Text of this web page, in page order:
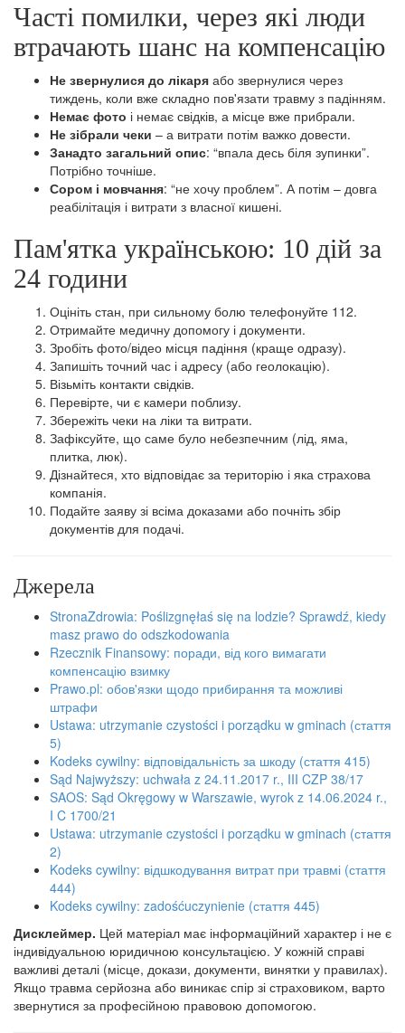
Часті помилки, через які люди
втрачають шанс на компенсацію
Не звернулися до лікаря або звернулися через
тиждень, коли вже складно пов'язати травму з падінням.
Немає фото і немає свідків, а місце вже прибрали.
Не зібрали чеки – а витрати потім важко довести.
Занадто загальний опис: “впала десь біля зупинки”.
Потрібно точніше.
Сором і мовчання: “не хочу проблем”. А потім – довга
реабілітація і витрати з власної кишені.
Пам'ятка українською: 10 дій за
24 години
Оцініть стан, при сильному болю телефонуйте 112.
Отримайте медичну допомогу і документи.
Зробіть фото/відео місця падіння (краще одразу).
Запишіть точний час і адресу (або геолокацію).
Візьміть контакти свідків.
Перевірте, чи є камери поблизу.
Збережіть чеки на ліки та витрати.
Зафіксуйте, що саме було небезпечним (лід, яма,
плитка, люк).
Дізнайтеся, хто відповідає за територію і яка страхова
компанія.
Подайте заяву зі всіма доказами або почніть збір
документів для подачі.
Джерела
StronaZdrowia: Poślizgnęłaś się na lodzie? Sprawdź, kiedy
masz prawo do odszkodowania
Rzecznik Finansowy: поради, від кого вимагати
компенсацію взимку
Prawo.pl: обов'язки щодо прибирання та можливі
штрафи
Ustawa: utrzymanie czystości i porządku w gminach (стаття
5)
Kodeks cywilny: відповідальність за шкоду (стаття 415)
Sąd Najwyższy: uchwała z 24.11.2017 r., III CZP 38/17
SAOS: Sąd Okręgowy w Warszawie, wyrok z 14.06.2024 r.,
I C 1700/21
Ustawa: utrzymanie czystości i porządku w gminach (стаття
2)
Kodeks cywilny: відшкодування витрат при травмі (стаття
444)
Kodeks cywilny: zadośćuczynienie (стаття 445)
Дисклеймер. Цей матеріал має інформаційний характер і не є
індивідуальною юридичною консультацією. У кожній справі
важливі деталі (місце, докази, документи, винятки у правилах).
Якщо травма серйозна або виникає спір зі страховиком, варто
звернутися за професійною правовою допомогою.